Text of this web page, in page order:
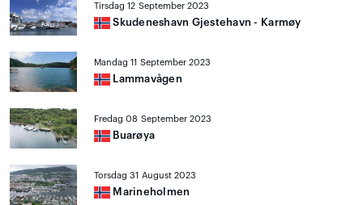
Tirsdag 12 September 2023
Skudeneshavn Gjestehavn - Karmøy
Mandag 11 September 2023
Lammavågen
Fredag 08 September 2023
Buarøya
Torsdag 31 August 2023
Marineholmen